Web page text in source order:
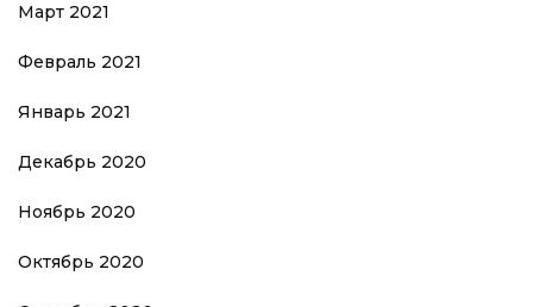
Март 2021
Февраль 2021
Январь 2021
Декабрь 2020
Ноябрь 2020
Октябрь 2020